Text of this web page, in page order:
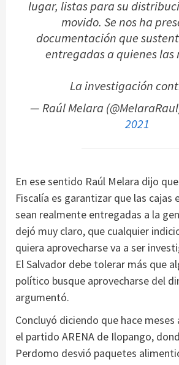
lugar, listas para su
movido. Se nos ha
documentación que
entregadas a quienes las
La investigación
— Raúl Melara
2021
En ese sentido Raúl Melara dijo
Fiscalía es garantizar que las cajas
sean realmente entregadas a la
dejó muy claro, que cualquier
quiera aprovecharse va a ser
El Salvador debe tolerar más que
político busque aprovecharse del
argumentó.
Concluyó diciendo que hace
el partido ARENA de Ilopango,
Perdomo desvió paquetes